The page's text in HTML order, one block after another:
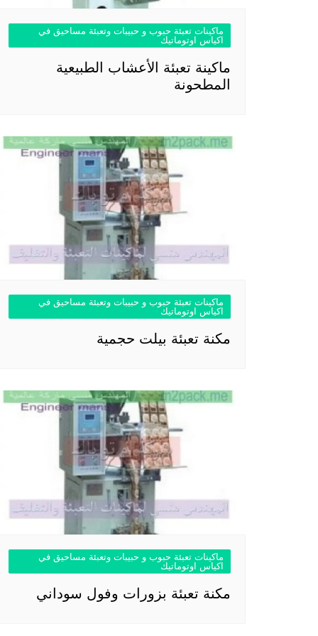
ماكينات تعبئة حبوب و حبيبات وتعبئة مساحيق في
اكياس اوتوماتيك
ماكينة تعبئة الأعشاب الطبيعية
المطحونة
ماكينات تعبئة حبوب و حبيبات وتعبئة مساحيق في
اكياس اوتوماتيك
مكنة تعبئة بيلت حجمية
ماكينات تعبئة حبوب و حبيبات وتعبئة مساحيق في
اكياس اوتوماتيك
مكنة تعبئة بزورات وفول سوداني